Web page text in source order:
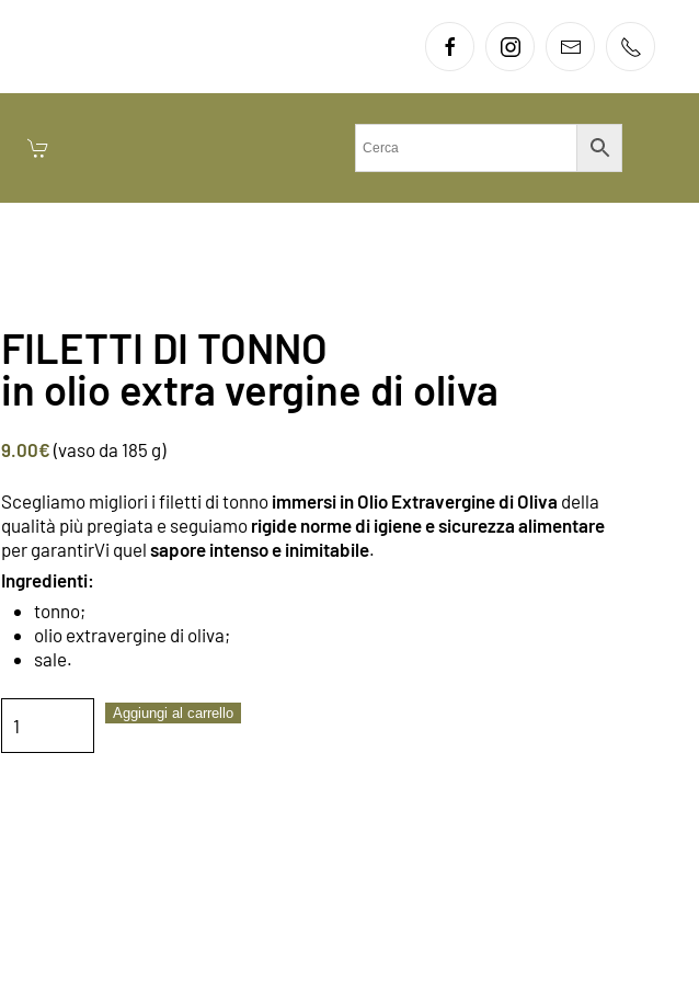
FILETTI DI TONNO
in olio extra vergine di oliva
9.00€ (vaso da 185 g)
Scegliamo migliori i filetti di tonno immersi in Olio Extravergine di Oliva della
qualità più pregiata e seguiamo rigide norme di igiene e sicurezza alimentare
per garantirVi quel sapore intenso e inimitabile.
Ingredienti:
tonno;
olio extravergine di oliva;
sale.
TONNO
Aggiungi al carrello